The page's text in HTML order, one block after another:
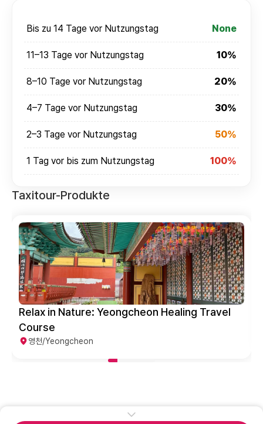
Bis zu 14 Tage vor Nutzungstag None
11–13 Tage vor Nutzungstag 10%
8–10 Tage vor Nutzungstag 20%
4–7 Tage vor Nutzungstag 30%
2–3 Tage vor Nutzungstag 50%
1 Tag vor bis zum Nutzungstag 100%
Taxitour-Produkte
in Nature: Yeongcheon Healing Travel
영천/Yeongcheon